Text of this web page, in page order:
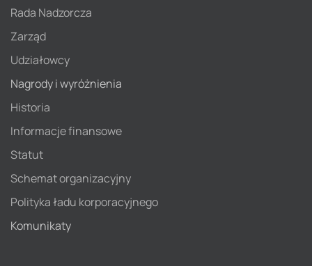
Rada Nadzorcza
Zarząd
Udziałowcy
Nagrody i wyróżnienia
Historia
Informacje finansowe
Statut
Schemat organizacyjny
Polityka ładu korporacyjnego
Komunikaty